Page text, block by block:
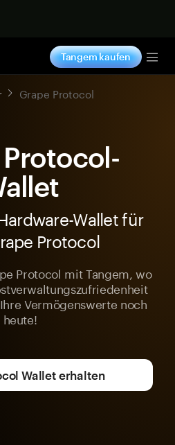
Tangem kaufen
Grape Protocol
Wallet für
Protocol
Protocol mit Tangem, wo
Vermögenswerte noch
heute!
Wallet erhalten